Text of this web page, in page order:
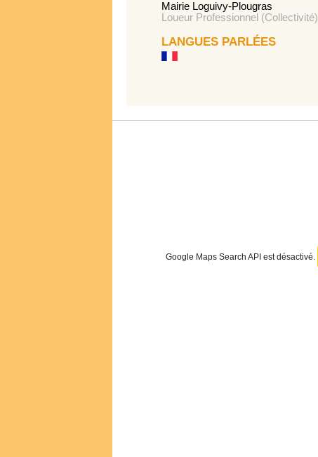
Mairie Loguivy-Plougras
Loueur Professionnel (Collectivité)
LANGUES PARLÉES
Google Maps Search API est désactivé.